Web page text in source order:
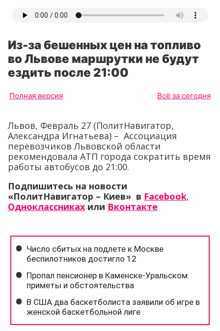
Из-за бешенных цен на топливо
во Львове маршрутки не будут
ездить после 21:00
Полная версия Всё за сегодня
Львов, Февраль 27 (ПолитНавигатор,
Александра Игнатьева) – Ассоциация
перевозчиков Львовской области
рекомендовала АТП города сократить время
работы автобусов до 21:00.
Подпишитесь на новости
«ПолитНавигатор – Киев» в Facebook,
Одноклассниках или Вконтакте